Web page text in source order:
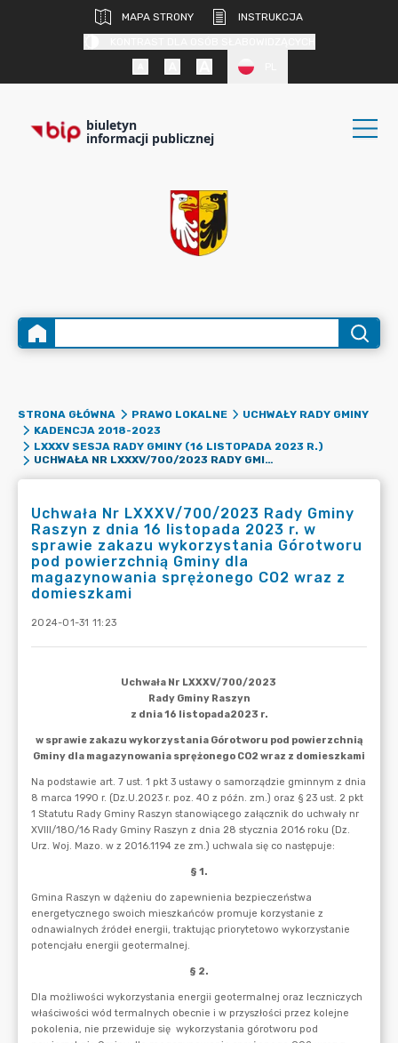
MAPA STRONY
INSTRUKCJA
biuletyn
informacji publicznej
STRONA GŁÓWNA PRAWO LOKALNE
UCHWAŁY RADY GMINY
KADENCJA 2018-2023
LXXXV SESJA RADY GMINY (16 LISTOPADA 2023 R.)
UCHWAŁA NR LXXXV/700/2023 RADY GMINY RASZYN Z DNIA 16 LISTOPADA 2023 R. W SPRAWIE ZAKAZU WYKORZYSTANIA GÓROTWORU POD POWIERZCHNIĄ GMINY DLA MAGAZYNOWANIA SPRĘŻONEGO CO2 WRAZ Z DOMIESZKAMI
Uchwała Nr LXXXV/700/2023 Rady Gminy
Raszyn z dnia 16 listopada 2023 r. w
sprawie zakazu wykorzystania Górotworu
pod powierzchnią Gminy dla
magazynowania sprężonego CO2 wraz z
domieszkami
2024-01-31 11:23